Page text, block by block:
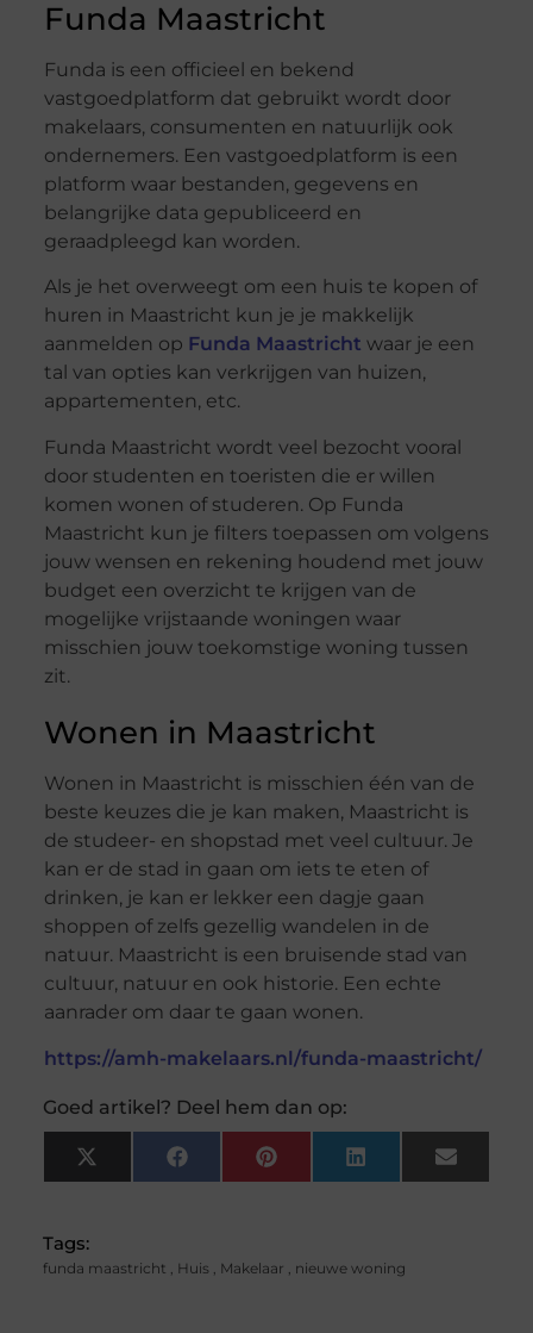
Funda Maastricht
Funda is een officieel en bekend
vastgoedplatform dat gebruikt wordt door
makelaars, consumenten en natuurlijk ook
ondernemers. Een vastgoedplatform is een
platform waar bestanden, gegevens en
belangrijke data gepubliceerd en
geraadpleegd kan worden.
Als je het overweegt om een huis te kopen of
huren in Maastricht kun je je makkelijk
aanmelden op Funda Maastricht waar je een
tal van opties kan verkrijgen van huizen,
appartementen, etc.
Funda Maastricht wordt veel bezocht vooral
door studenten en toeristen die er willen
komen wonen of studeren. Op Funda
Maastricht kun je filters toepassen om volgens
jouw wensen en rekening houdend met jouw
budget een overzicht te krijgen van de
mogelijke vrijstaande woningen waar
misschien jouw toekomstige woning tussen
zit.
Wonen in Maastricht
Wonen in Maastricht is misschien één van de
beste keuzes die je kan maken, Maastricht is
de studeer- en shopstad met veel cultuur. Je
kan er de stad in gaan om iets te eten of
drinken, je kan er lekker een dagje gaan
shoppen of zelfs gezellig wandelen in de
natuur. Maastricht is een bruisende stad van
cultuur, natuur en ook historie. Een echte
aanrader om daar te gaan wonen.
https://amh-makelaars.nl/funda-maastricht/
Goed artikel? Deel hem dan op:
X
(Twitter)
FacebookPinterest LinkedIn Email
Tags:
funda maastricht , Huis, Makelaar , nieuwe woning